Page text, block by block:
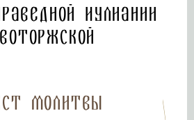
Иулиании
молитвы